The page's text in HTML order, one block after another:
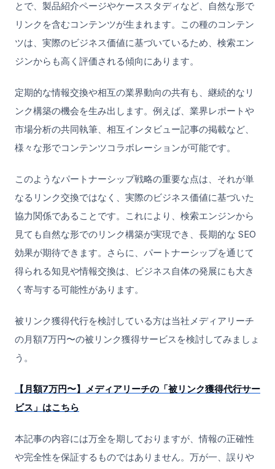
とで、製品紹介ページやケーススタディなど、自然な形で
リンクを含むコンテンツが生まれます。この種のコンテン
ツは、実際のビジネス価値に基づいているため、検索エン
ジンからも高く評価される傾向にあります。
定期的な情報交換や相互の業界動向の共有も、継続的なリ
ンク構築の機会を生み出します。例えば、業界レポートや
市場分析の共同執筆、相互インタビュー記事の掲載など、
様々な形でコンテンツコラボレーションが可能です。
このようなパートナーシップ戦略の重要な点は、それが単
なるリンク交換ではなく、実際のビジネス価値に基づいた
協力関係であることです。これにより、検索エンジンから
見ても自然な形でのリンク構築が実現でき、長期的な SEO
効果が期待できます。さらに、パートナーシップを通じて
得られる知見や情報交換は、ビジネス自体の発展にも大き
く寄与する可能性があります。
被リンク獲得代行を検討している方は当社メディアリーチ
の月額7万円〜の被リンク獲得サービスを検討してみましょ
う。
【月額7万円〜】メディアリーチの「被リンク獲得代行サー
ビス」はこちら
本記事の内容には万全を期しておりますが、情報の正確性
や完全性を保証するものではありません。万が一、誤りや